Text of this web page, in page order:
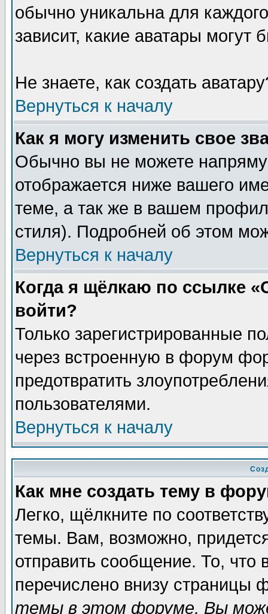
обычно уникальна для
зависит, какие аватары могут
Не знаете, как создать
Вернуться к началу
Как я могу изменить свое
Обычно вы не можете
отображается ниже вашего
теме, а так же в вашем
стиля). Подробней об этом
Вернуться к началу
Когда я щёлкаю по ссылке
войти?
Только зарегистрированные
через встроенную в форум
предотвратить
пользователями.
Вернуться к началу
Как мне создать тему в
Легко, щёлкните по
темы. Вам, возможно,
отправить сообщение. То,
перечислено внизу страницы
темы в этом форуме, Вы